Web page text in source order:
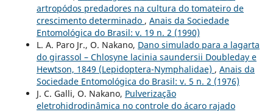
artropódos predadores na cultura do tomateiro de
crescimento determinado , Anais da Sociedade
Entomológica do Brasil: v. 19 n. 2 (1990)
L. A. Paro Jr., O. Nakano, Dano simulado para a lagarta
do girassol – Chlosyne lacinia saundersii Doubleday e
Hewtson, 1849 (Lepidoptera-Nymphalidae) , Anais da
Sociedade Entomológica do Brasil: v. 5 n. 2 (1976)
J. C. Galli, O. Nakano, Pulverização
eletrohidrodinâmica no controle do ácaro rajado